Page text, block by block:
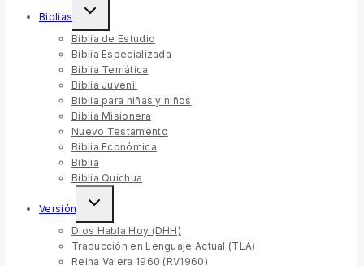
Biblias
Biblia de Estudio
Biblia Especializada
Biblia Temática
Biblia Juvenil
Biblia para niñas y niños
Biblia Misionera
Nuevo Testamento
Biblia Económica
Biblia
Biblia Quichua
Versión
Dios Habla Hoy (DHH)
Traducción en Lenguaje Actual (TLA)
Reina Valera 1960 (RV1960)